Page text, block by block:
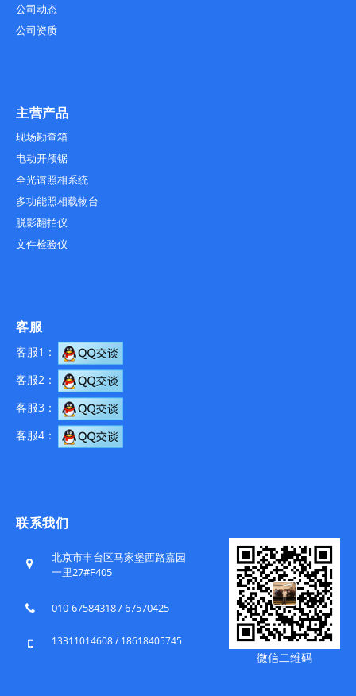
公司动态
公司资质
主营产品
现场勘查箱
电动开颅锯
全光谱照相系统
多功能照相载物台
脱影翻拍仪
文件检验仪
客服
客服1：
客服2：
客服3：
客服4：
联系我们
北京市丰台区马家堡西路嘉园
一里27#F405
010-67584318 / 67570425
13311014608 / 18618405745
微信二维码